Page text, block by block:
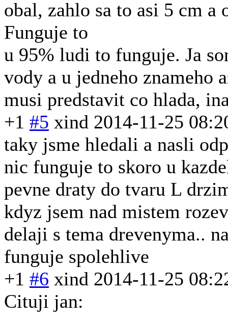
obal, zahlo sa to asi 5 cm
Funguje to
u 95% ludi to funguje. Ja
vody a u jedneho znameho
musi predstavit co hlada,
+1 #5 xind 2014-11-25
taky jsme hledali a nasli
nic funguje to skoro u
pevne draty do tvaru L
kdyz jsem nad mistem
delaji s tema drevenyma..
funguje spolehlive
+1 #6 xind 2014-11-25
Cituji jan: